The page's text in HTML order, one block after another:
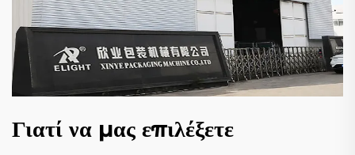
Γιατί να μας επιλέξετε